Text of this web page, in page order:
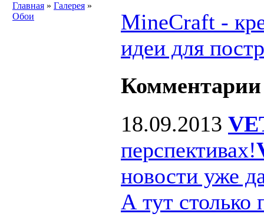
Главная » Галерея »
Обои
MineCraft -
идеи для
Комментарии
18.09.2013
перспективах!
новости уже
А тут